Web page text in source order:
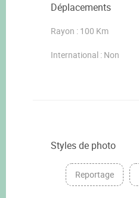
Déplacements
Rayon : 100 Km
International : Non
Styles de photo
Reportage